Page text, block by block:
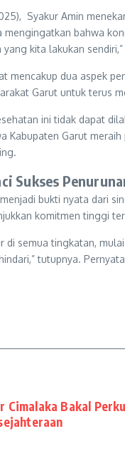
Syakur Amin
bahwa
kita lakukan
mencakup dua aspek
Garut untuk terus
ini tidak dapat
Kabupaten Garut
Sukses
bukti nyata dari
komitmen tinggi
di semua tingkatan,
tutupnya.
Cimalaka Bakal